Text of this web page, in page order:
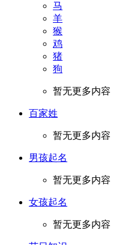
马
羊
猴
鸡
猪
狗
暂无更多内容
百家姓
暂无更多内容
男孩起名
暂无更多内容
女孩起名
暂无更多内容